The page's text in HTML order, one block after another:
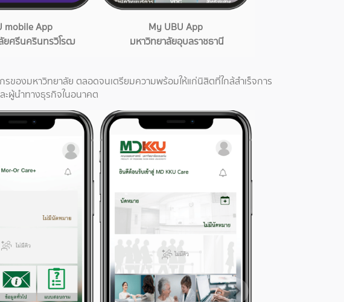
mobile App
ยศรีนครินทรวิโรฒ
My UBU App
มหาวิทยาลัยอุบลราชธานี
องมหาวิทยาลัย ตลอดจนเตรียมความพร้อมให้แก่นิสิตที่ใกล้สำเร็จการ
ผู้นำทางธุรกิจในอนาคต